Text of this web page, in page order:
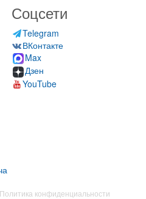
Соцсети
Telegram
ВКонтакте
Max
Дзен
YouTube
Политика конфиденциальности